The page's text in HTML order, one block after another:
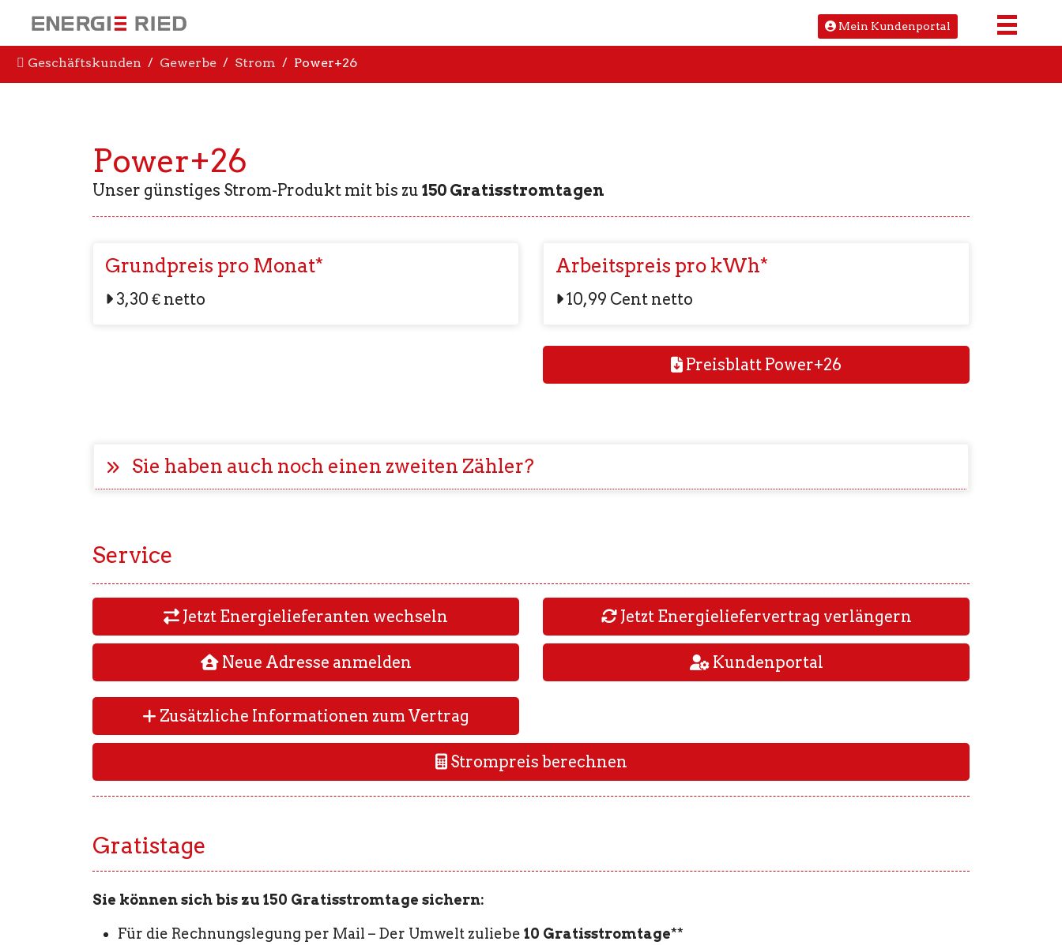
Mein Kundenportal
Geschäftskunden Gewerbe Strom Power+26
Power+26
Unser günstiges Strom-Produkt mit bis zu 150 Gratisstromtagen
Grundpreis pro Monat*
3,30 € netto
Arbeitspreis pro kWh*
10,99 Cent netto
Preisblatt Power+26
Sie haben auch noch einen zweiten Zähler?
Service
Jetzt Energielieferanten wechseln
Neue Adresse anmelden
Jetzt Energieliefervertrag verlängern
Kundenportal
Zusätzliche Informationen zum Vertrag
Strompreis berechnen
Gratistage
Sie können sich bis zu 150 Gratisstromtage sichern:
Für die Rechnungslegung per Mail – Der Umwelt zuliebe 10 Gratisstromtage**